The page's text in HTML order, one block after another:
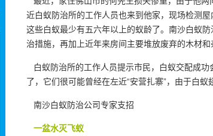
近白蚁防治所的工作人员也来到他家， 现场检测 屋
这些白蚁最少有五六年以上的蚁龄了。南沙白蚁
治措施，再加上近年来房间主要堆放废弃的木材
白蚁防治所的工作人员提示市民， 白蚁交配成功
了，它们很可能曾经在左近“安营扎寨”，由于白蚁
南沙白蚁防治公司专家支招
一盆水灭飞蚁